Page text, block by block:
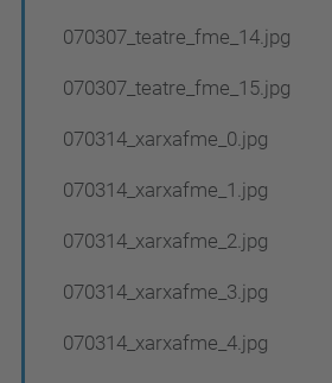
070307_teatre_fme_14.jpg
070307_teatre_fme_15.jpg
070314_xarxafme_0.jpg
070314_xarxafme_1.jpg
070314_xarxafme_2.jpg
070314_xarxafme_3.jpg
070314_xarxafme_4.jpg